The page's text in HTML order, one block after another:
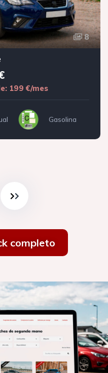
8
199 €/mes
Gasolina
completo